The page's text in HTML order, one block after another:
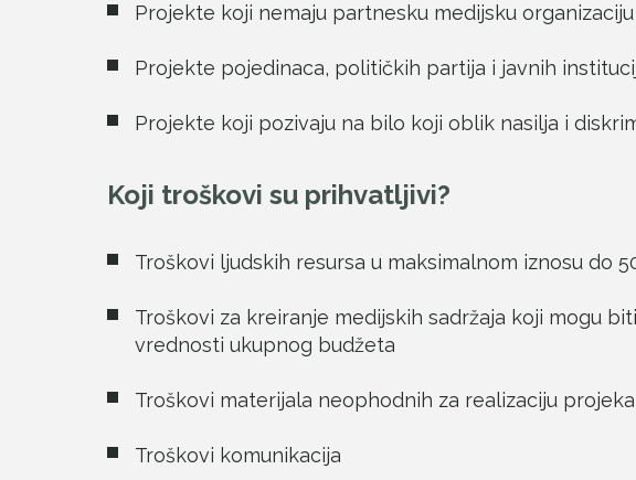
Projekte koji nemaju partnesku medijsku
Projekte pojedinaca, političkih partija i javnih
Projekte koji pozivaju na bilo koji oblik nasilja i
Koji troškovi su prihvatljivi?
Troškovi ljudskih resursa u maksimalnom iznosu do
Troškovi za kreiranje medijskih sadržaja koji mogu
vrednosti ukupnog budžeta
Troškovi materijala neophodnih za realizaciju
Troškovi komunikacija